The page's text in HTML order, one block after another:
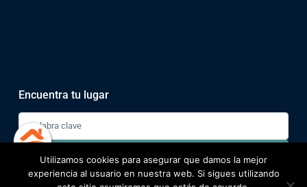
Encuentra tu lugar
Utilizamos cookies para asegurar que damos la mejor
experiencia al usuario en nuestra web. Si sigues utilizando